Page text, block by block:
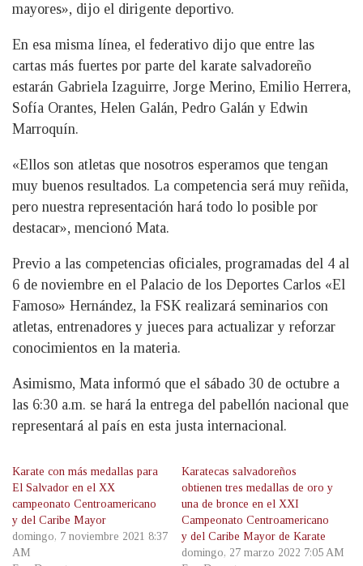
mayores», dijo el dirigente deportivo.
En esa misma línea, el federativo dijo que entre las
cartas más fuertes por parte del karate salvadoreño
estarán Gabriela Izaguirre, Jorge Merino, Emilio Herrera,
Sofía Orantes, Helen Galán, Pedro Galán y Edwin
Marroquín.
«Ellos son atletas que nosotros esperamos que tengan
muy buenos resultados. La competencia será muy reñida,
pero nuestra representación hará todo lo posible por
destacar», mencionó Mata.
Previo a las competencias oficiales, programadas del 4 al
6 de noviembre en el Palacio de los Deportes Carlos «El
Famoso» Hernández, la FSK realizará seminarios con
atletas, entrenadores y jueces para actualizar y reforzar
conocimientos en la materia.
Asimismo, Mata informó que el sábado 30 de octubre a
las 6:30 a.m. se hará la entrega del pabellón nacional que
representará al país en esta justa internacional.
Karate con más medallas para
El Salvador en el XX
campeonato Centroamericano
y del Caribe Mayor
domingo, 7 noviembre 2021 8:37
AM
Karatecas salvadoreños
obtienen tres medallas de oro y
una de bronce en el XXI
Campeonato Centroamericano
y del Caribe Mayor de Karate
domingo, 27 marzo 2022 7:05 AM